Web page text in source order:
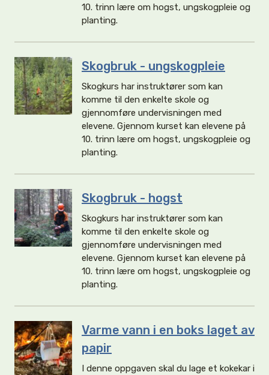
10. trinn lære om hogst, ungskogpleie og
planting.
Skogbruk - ungskogpleie
Skogkurs har instruktører som kan
komme til den enkelte skole og
gjennomføre undervisningen med
elevene. Gjennom kurset kan elevene på
10. trinn lære om hogst, ungskogpleie og
planting.
Skogbruk - hogst
Skogkurs har instruktører som kan
komme til den enkelte skole og
gjennomføre undervisningen med
elevene. Gjennom kurset kan elevene på
10. trinn lære om hogst, ungskogpleie og
planting.
Varme vann i en boks laget av
papir
I denne oppgaven skal du lage et kokekar i